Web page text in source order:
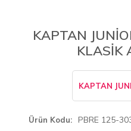
KAPTAN
KLASİK
KAPTAN
Ürün Kodu PBRE 125-